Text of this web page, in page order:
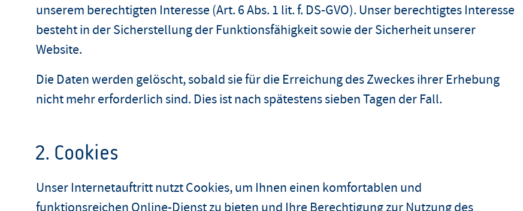
unserem berechtigten Interesse (Art. 6 Abs. 1 lit. f. DS-GVO). Unser berechtigtes Interesse
besteht in der Sicherstellung der Funktionsfähigkeit sowie der Sicherheit unserer
Website.
Die Daten werden gelöscht, sobald sie für die Erreichung des Zweckes ihrer Erhebung
nicht mehr erforderlich sind. Dies ist nach spätestens sieben Tagen der Fall.
2. Cookies
Unser Internetauftritt nutzt Cookies, um Ihnen einen komfortablen und